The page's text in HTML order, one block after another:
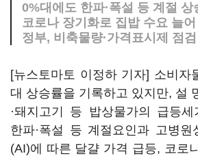
0%대에도 한파·폭설 등 계절 상
코로나 장기화로 집밥 수요 늘어
정부, 비축물량·가격표시제 점
[뉴스토마토 이정하 기자] 소비자
대 상승률을 기록하고 있지만, 설
·돼지고기 등 밥상물가의 급등
한파·폭설 등 계절요인과 고병원
(AI)에 따른 달걀 가격 급등, 코로